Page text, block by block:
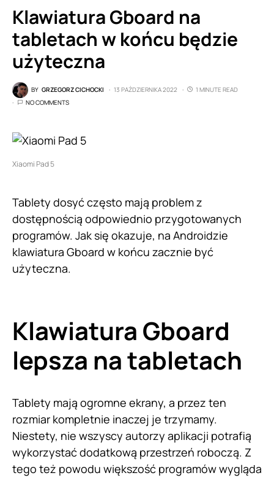
Klawiatura Gboard na
tabletach w końcu będzie
użyteczna
BY GRZEGORZ CICHOCKI 13 PAŹDZIERNIKA 2022
1 MINUTE READ
NO COMMENTS
Xiaomi Pad 5
Tablety dosyć często mają problem z
dostępnością odpowiednio przygotowanych
programów. Jak się okazuje, na Androidzie
klawiatura Gboard w końcu zacznie być
użyteczna.
Klawiatura Gboard
lepsza na tabletach
Tablety mają ogromne ekrany, a przez ten
rozmiar kompletnie inaczej je trzymamy.
Niestety, nie wszyscy autorzy aplikacji potrafią
wykorzystać dodatkową przestrzeń roboczą. Z
tego też powodu większość programów wygląda